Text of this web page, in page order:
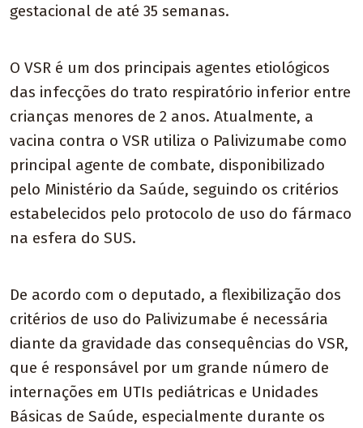
gestacional de até 35 semanas.
O VSR é um dos principais agentes etiológicos
das infecções do trato respiratório inferior entre
crianças menores de 2 anos. Atualmente, a
vacina contra o VSR utiliza o Palivizumabe como
principal agente de combate, disponibilizado
pelo Ministério da Saúde, seguindo os critérios
estabelecidos pelo protocolo de uso do fármaco
na esfera do SUS.
De acordo com o deputado, a flexibilização dos
critérios de uso do Palivizumabe é necessária
diante da gravidade das consequências do VSR,
que é responsável por um grande número de
internações em UTIs pediátricas e Unidades
Básicas de Saúde, especialmente durante os